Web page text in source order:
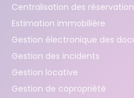
Centralisation des
Estimation immobilière
Gestion électronique des
Gestion des incidents
Gestion locative
Gestion de copropriété